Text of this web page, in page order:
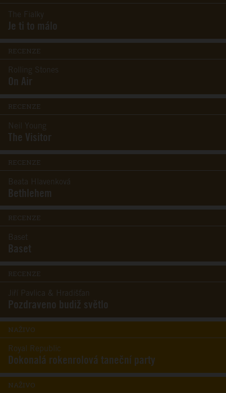
The Fialky
Je ti to málo
RECENZE
Rolling Stones
On Air
RECENZE
Neil Young
The Visitor
RECENZE
Beata Hlavenková
Bethlehem
RECENZE
Baset
Baset
RECENZE
Jiří Pavlica & Hradišťan
Pozdraveno budiž světlo
NAŽIVO
Royal Republic
Dokonalá rokenrolová taneční party
NAŽIVO